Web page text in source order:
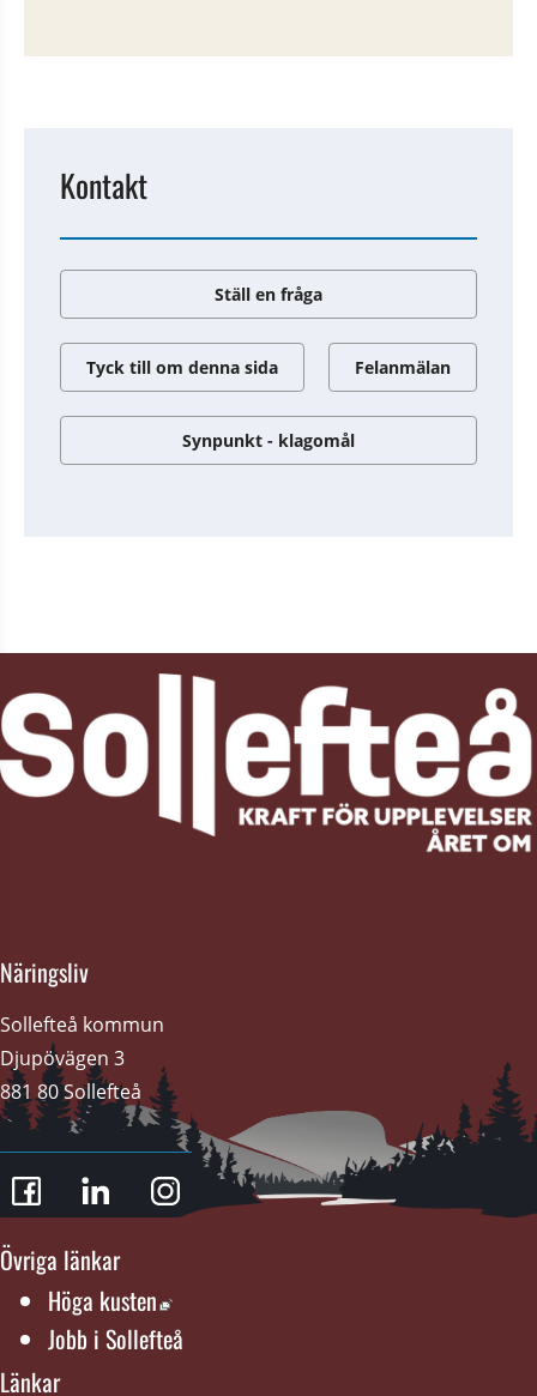
Kontakt
Ställ en fråga
Tyck till om denna sida Felanmälan
Synpunkt - klagomål
Näringsliv
Sollefteå kommun
Djupövägen 3
881 80 Sollefteå
Övriga länkar
Höga kusten Länk till annan webbplats, öppnas i nytt
Jobb i Sollefteå
Länkar